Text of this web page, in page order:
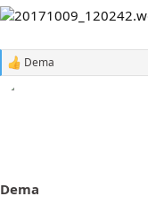
С
:
Dema
Dema